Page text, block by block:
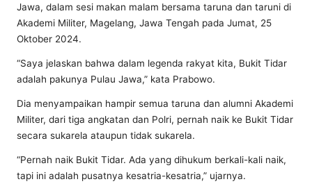
Jawa, dalam sesi makan malam bersama taruna dan taruni di
Akademi Militer, Magelang, Jawa Tengah pada Jumat, 25
Oktober 2024.
“Saya jelaskan bahwa dalam legenda rakyat kita, Bukit Tidar
adalah pakunya Pulau Jawa,” kata Prabowo.
Dia menyampaikan hampir semua taruna dan alumni Akademi
Militer, dari tiga angkatan dan Polri, pernah naik ke Bukit Tidar
secara sukarela ataupun tidak sukarela.
“Pernah naik Bukit Tidar. Ada yang dihukum berkali-kali naik,
tapi ini adalah pusatnya kesatria-kesatria,” ujarnya.